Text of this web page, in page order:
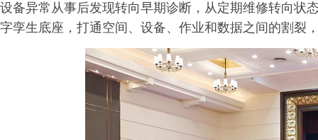
设备异常从事后发现转向早期诊断，从定期维修转向状
字孪生底座，打通空间、设备、作业和数据之间的割裂